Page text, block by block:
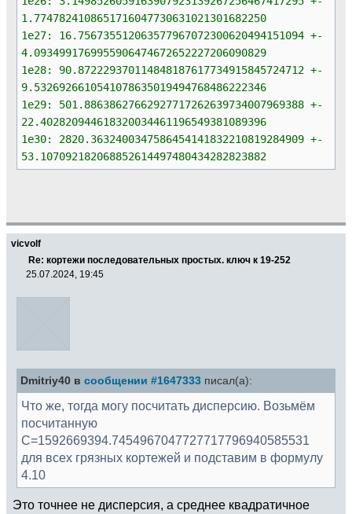
1.7747824108651716047730631021301682250
1e27: 16.756735512063577967072300620494151094 +-
4.0934991769955906474672652227206090829
1e28: 90.872229370114848187617734915845724712 +-
9.5326926610541078635019494768486222346
1e29: 501.88638627662927717262639734007969388 +-
22.402820944618320034461196549381089396
1e30: 2820.3632400347586454141832210819284909 +-
53.107092182068852614497480434282823882
vicvolf
Re: кортежи последовательных простых. ключ к 19-252
25.07.2024, 19:45
Dmitriy40 в сообщении #1647333 писал(а):
Что же, тогда могу посчитать дисперсию. Возьмём
посчитанную
C=1592669394.7454967047727717796940585531
для всех грязных кортежей и подставим в формулу
4.10
Это точнее не дисперсия, а среднее квадратичное